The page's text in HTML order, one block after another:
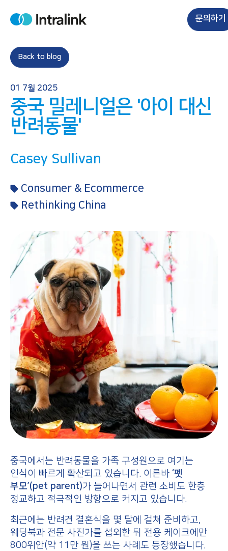
H
e
문의하기
Back to blog
01 7월 2025
중국 밀레니얼은 '아이 대신
반려동물'
Casey Sullivan
Consumer & Ecommerce
Rethinking China
중국에서는 반려동물을 가족 구성원으로 여기는
인식이 빠르게 확산되고 있습니다. 이른바 ‘펫
부모’(pet parent)가 늘어나면서 관련 소비도 한층
정교하고 적극적인 방향으로 커지고 있습니다.
최근에는 반려견 결혼식을 몇 달에 걸쳐 준비하고,
웨딩북과 전문 사진가를 섭외한 뒤 전용 케이크에만
800위안(약 11만 원)을 쓰는 사례도 등장했습니다.